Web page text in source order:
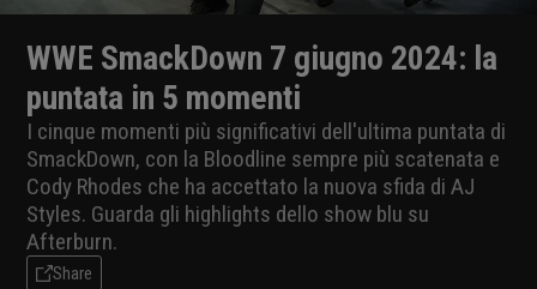
WWE SmackDown 7 giugno 2024: la
puntata in 5 momenti
I cinque momenti più significativi dell'ultima puntata di
SmackDown, con la Bloodline sempre più scatenata e
Cody Rhodes che ha accettato la nuova sfida di AJ
Styles. Guarda gli highlights dello show blu su
Afterburn.
Share